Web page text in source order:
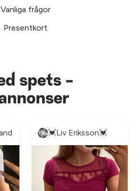
Vanliga frågor
Presentkort
spets -
💓Liv Eriksson💓